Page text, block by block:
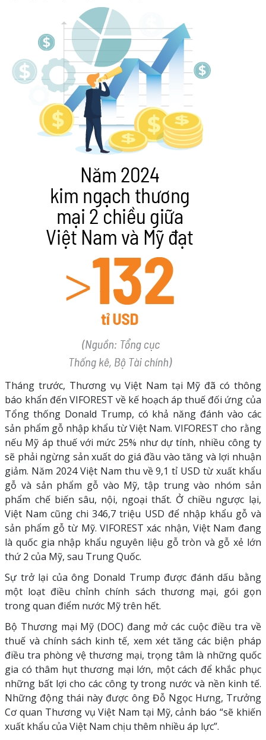
Tháng trước, Thương vụ Việt Nam tại Mỹ đã có thông
báo khẩn đến VIFOREST về kế hoạch áp thuế đối ứng của
Tổng thống Donald Trump, có khả năng đánh vào các
sản phẩm gỗ nhập khẩu từ Việt Nam. VIFOREST cho rằng
nếu Mỹ áp thuế với mức 25% như dự tính, nhiều công ty
sẽ phải ngừng sản xuất do giá đầu vào tăng và lợi nhuận
giảm. Năm 2024 Việt Nam thu về 9,1 tỉ USD từ xuất khẩu
gỗ và sản phẩm gỗ vào Mỹ, tập trung vào nhóm sản
phẩm chế biến sâu, nội, ngoại thất. Ở chiều ngược lại,
Việt Nam cũng chi 346,7 triệu USD để nhập khẩu gỗ và
sản phẩm gỗ từ Mỹ. VIFOREST xác nhận, Việt Nam đang
là quốc gia nhập khẩu nguyên liệu gỗ tròn và gỗ xẻ lớn
thứ 2 của Mỹ, sau Trung Quốc.
Sự trở lại của ông Donald Trump được đánh dấu bằng
một loạt điều chỉnh chính sách thương mại, gói gọn
trong quan điểm nước Mỹ trên hết.
Bộ Thương mại Mỹ (DOC) đang mở các cuộc điều tra về
thuế và chính sách kinh tế, xem xét tăng các biện pháp
điều tra phòng vệ thương mại, trọng tâm là những quốc
gia có thâm hụt thương mại lớn, một cách để khắc phục
những bất lợi cho các công ty trong nước và nền kinh tế.
Những động thái này được ông Đỗ Ngọc Hưng, Trưởng
Cơ quan Thương vụ Việt Nam tại Mỹ, cảnh báo “sẽ khiến
xuất khẩu của Việt Nam chịu thêm nhiều áp lực”.